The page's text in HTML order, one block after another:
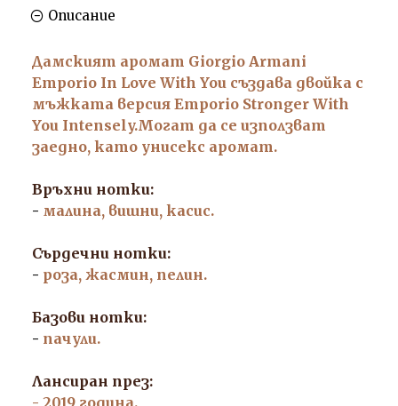
Описание
Дамският аромат Giorgio Armani
Emporio In Love With You създава двойка с
мъжката версия Emporio Stronger With
You Intensely.Могат да се използват
заедно, като унисекс аромат.
Връхни нотки:
- малина, вишни, касис.
Сърдечни нотки:
- роза, жасмин, пелин.
Базови нотки:
- пачули.
Лансиран през:
- 2019 година.